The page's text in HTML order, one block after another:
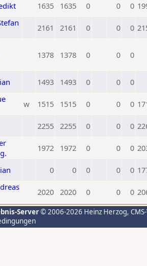
1635 1635 0 0 0
2161 2161 0 0 0
1378 1378 0 0 0
1493 1493 0 0 0
w 1515 1515 0 0 0
2255 2255 0 0 0
1972 1972 0 0 0
0 0 0 0 0
2020 2020 0 0 0
Server© 2006-2026 Heinz Herzog,